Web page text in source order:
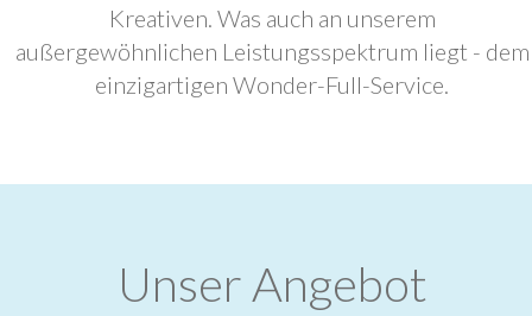
Kreativen. Was auch an unserem
außergewöhnlichen Leistungsspektrum liegt - dem
einzigartigen Wonder-Full-Service.
Unser Angebot